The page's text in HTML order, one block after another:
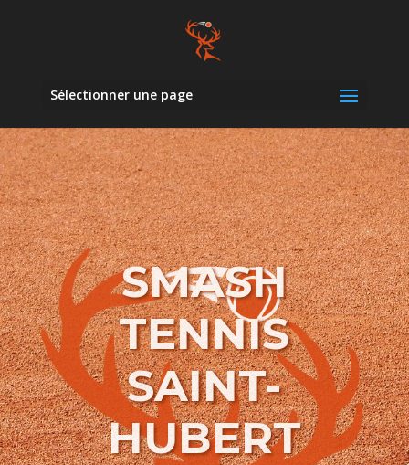
Sélectionner une page
SMASH
TENNIS
SAINT-
HUBERT